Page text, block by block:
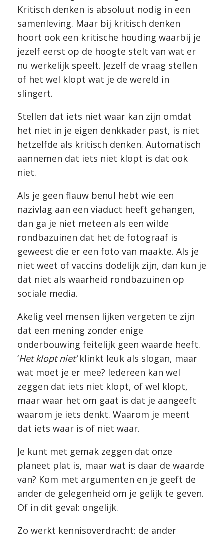
Kritisch denken is absoluut nodig in een
samenleving. Maar bij kritisch denken
hoort ook een kritische houding waarbij je
jezelf eerst op de hoogte stelt van wat er
nu werkelijk speelt. Jezelf de vraag stellen
of het wel klopt wat je de wereld in
slingert.
Stellen dat iets niet waar kan zijn omdat
het niet in je eigen denkkader past, is niet
hetzelfde als kritisch denken. Automatisch
aannemen dat iets niet klopt is dat ook
niet.
Als je geen flauw benul hebt wie een
nazivlag aan een viaduct heeft gehangen,
dan ga je niet meteen als een wilde
rondbazuinen dat het de fotograaf is
geweest die er een foto van maakte. Als je
niet weet of vaccins dodelijk zijn, dan kun je
dat niet als waarheid rondbazuinen op
sociale media.
Akelig veel mensen lijken vergeten te zijn
dat een mening zonder enige
onderbouwing feitelijk geen waarde heeft.
‘Het klopt niet’klinkt leuk als slogan, maar
wat moet je er mee? Iedereen kan wel
zeggen dat iets niet klopt, of wel klopt,
maar waar het om gaat is dat je aangeeft
waarom je iets denkt. Waarom je meent
dat iets waar is of niet waar.
Je kunt met gemak zeggen dat onze
planeet plat is, maar wat is daar de waarde
van? Kom met argumenten en je geeft de
ander de gelegenheid om je gelijk te geven.
Of in dit geval: ongelijk.
Zo werkt kennisoverdracht: de ander